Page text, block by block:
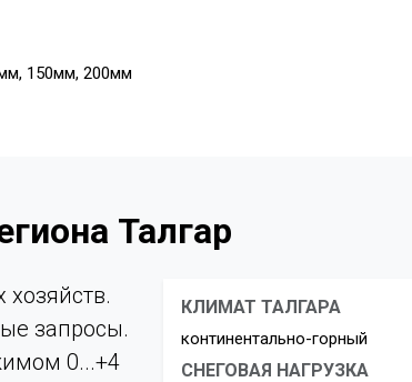
150мм, 200мм
Талгар
запросы.
0...+4
КЛИМАТ ТАЛГАРА
континентально-горный
СНЕГОВАЯ НАГРУЗКА